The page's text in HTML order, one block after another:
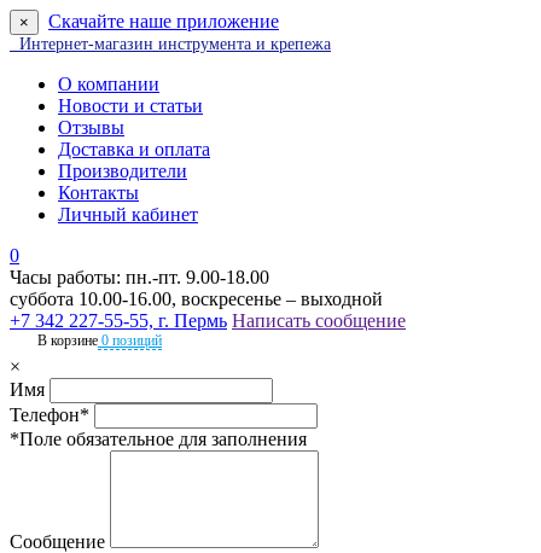
× Скачайте наше приложение
Интернет-магазин инструмента и крепежа
О компании
Новости и статьи
Отзывы
Доставка и оплата
Производители
Контакты
Личный кабинет
0
Часы работы: пн.-пт. 9.00-18.00
суббота 10.00-16.00, воскресенье – выходной
+7 342 227-55-55, г. Пермь Написать сообщение
В корзине 0 позиций
×
Имя
Телефон*
*Поле обязательное для заполнения
Сообщение